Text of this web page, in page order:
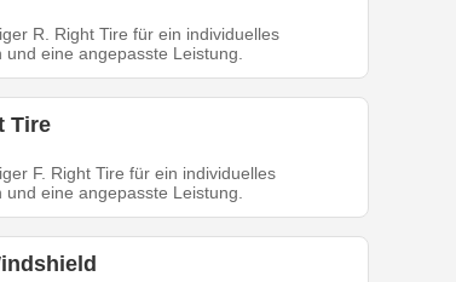
R. Right Tire für ein individuelles
und eine angepasste Leistung.
Tire
F. Right Tire für ein individuelles
und eine angepasste Leistung.